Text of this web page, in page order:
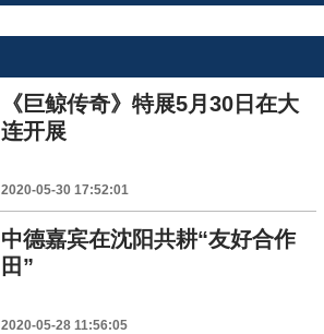
《巨鲸传奇》特展5月30日在大
连开展
2020-05-30 17:52:01
中德嘉宾在沈阳共耕“友好合作
田”
2020-05-28 11:56:05